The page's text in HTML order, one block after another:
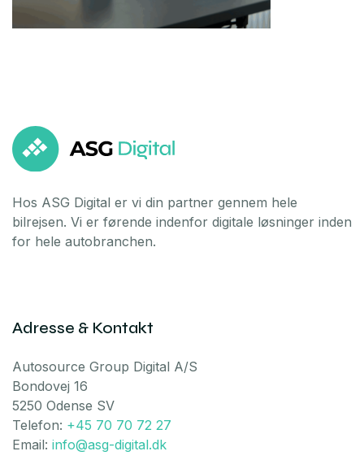
Hos ASG Digital er vi din partner gennem hele
bilrejsen. Vi er førende indenfor digitale løsninger inden
for hele autobranchen.
Adresse & Kontakt
Autosource Group Digital A/S
Bondovej 16
5250 Odense SV
Telefon: +45 70 70 72 27
Email: info@asg-digital.dk